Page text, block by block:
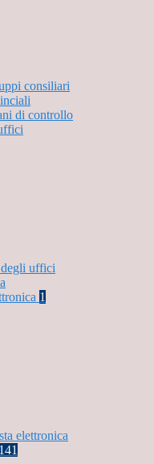
consiliari
di controllo
uffici
1
elettronica
141